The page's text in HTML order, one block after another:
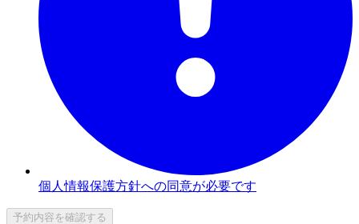
個人情報保護方針への同意が必要です
予約内容を確認する